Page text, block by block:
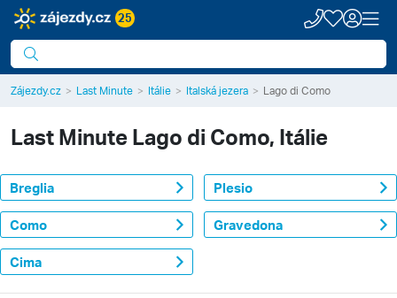
25
Zájezdy.cz Last Minute Itálie Italská jezera Lago di Como
Last MinuteLago di Como, Itálie
Breglia Plesio
Como Gravedona
Cima